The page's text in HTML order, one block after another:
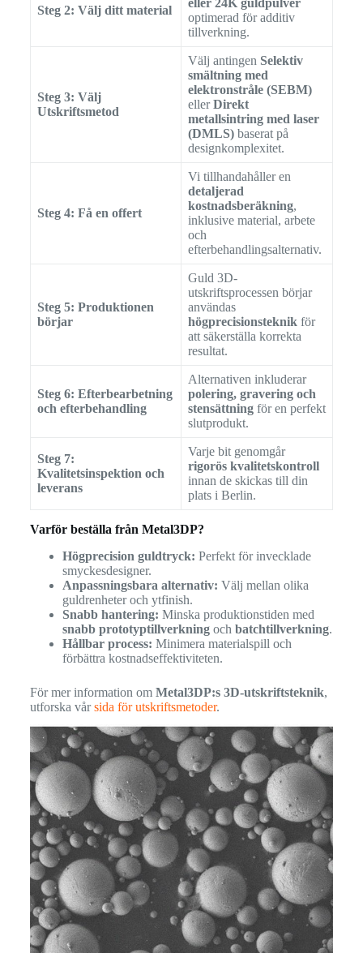
Steg 2: Välj ditt material
eller 24K guldpulver
optimerad för additiv
tillverkning.
Steg 3: Välj
Utskriftsmetod
Välj antingen Selektiv
smältning med
elektronstråle (SEBM)
ellerDirekt
metallsintring med laser
(DMLS)baserat på
designkomplexitet.
Steg 4: Få en offert
Vi tillhandahåller en
detaljerad
kostnadsberäkning,
inklusive material, arbete
och
efterbehandlingsalternativ.
Steg 5: Produktionen
börjar
Guld 3D-
utskriftsprocessen börjar
användas
högprecisionsteknikför
att säkerställa korrekta
resultat.
Steg 6: Efterbearbetning
och efterbehandling
Alternativen inkluderar
polering, gravering och
stensättningför en perfekt
slutprodukt.
Steg 7:
Kvalitetsinspektion och
leverans
Varje bit genomgår
rigorös kvalitetskontroll
innan de skickas till din
plats i Berlin.
Varför beställa från Metal3DP?
Högprecision guldtryck: Perfekt för invecklade
smyckesdesigner.
Anpassningsbara alternativ: Välj mellan olika
guldrenheter och ytfinish.
Snabb hantering: Minska produktionstiden med
snabb prototyptillverkningoch batchtillverkning.
Hållbar process: Minimera materialspill och
förbättra kostnadseffektiviteten.
För mer information om Metal3DP:s 3D-utskriftsteknik,
utforska vårsida för utskriftsmetoder.